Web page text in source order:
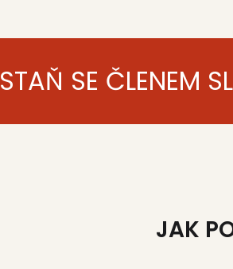
STAŇ SE ČLENEM
JAK